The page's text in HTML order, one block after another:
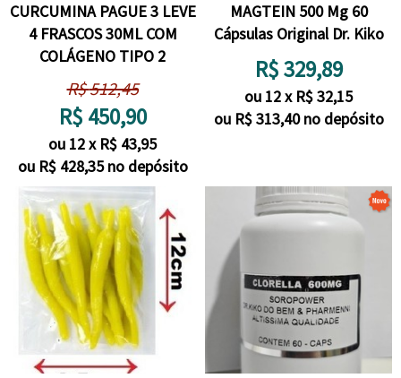
CURCUMINA PAGUE 3 LEVE
4 FRASCOS 30ML COM
COLÁGENO TIPO 2
R$512,45
R$ 450,90
ou 12x R$ 43,95
ou R$ 428,35 no depósito
MAGTEIN 500 Mg 60
Cápsulas Original Dr. Kiko
R$329,89
ou 12x R$32,15
ou R$313,40 no depósito